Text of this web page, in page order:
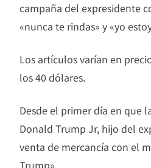
campaña del expresidente
«nunca te rindas» y «yo
Los artículos varían en
los 40 dólares.
Desde el primer día en que
Donald Trump Jr, hijo del
venta de mercancía con el